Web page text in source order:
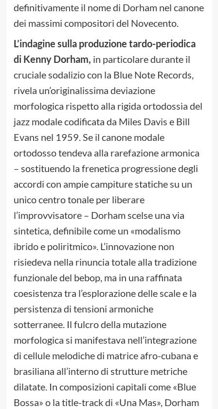
definitivamente il nome di Dorham nel canone
dei massimi compositori del Novecento.
L’indagine sulla produzione tardo-periodica
di Kenny Dorham, in particolare durante il
cruciale sodalizio con la Blue Note Records,
rivela un’originalissima deviazione
morfologica rispetto alla rigida ortodossia del
jazz modale codificata da Miles Davis e Bill
Evans nel 1959. Se il canone modale
ortodosso tendeva alla rarefazione armonica
– sostituendo la frenetica progressione degli
accordi con ampie campiture statiche su un
unico centro tonale per liberare
l’improvvisatore – Dorham scelse una via
sintetica, definibile come un «modalismo
ibrido e poliritmico». L’innovazione non
risiedeva nella rinuncia totale alla tradizione
funzionale del bebop, ma in una raffinata
coesistenza tra l’esplorazione delle scale e la
persistenza di tensioni armoniche
sotterranee. Il fulcro della mutazione
morfologica si manifestava nell’integrazione
di cellule melodiche di matrice afro-cubana e
brasiliana all’interno di strutture metriche
dilatate. In composizioni capitali come «Blue
Bossa» o la title-track di «Una Mas», Dorham